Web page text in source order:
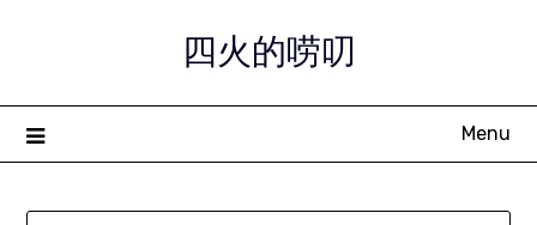
四火的唠叨
Menu